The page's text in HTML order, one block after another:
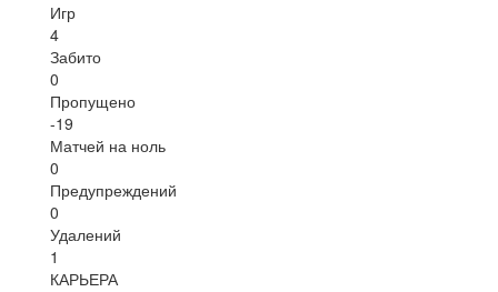
Игр
4
Забито
0
Пропущено
-19
Матчей на ноль
0
Предупреждений
0
Удалений
1
КАРЬЕРА